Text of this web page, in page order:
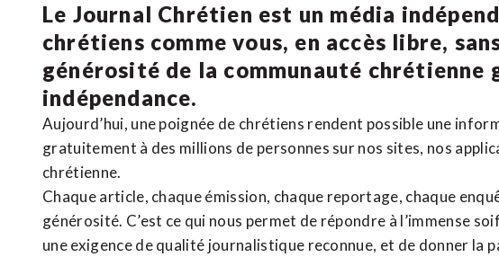
Le Journal Chrétien est un média
chrétiens comme vous, en accès libre,
générosité de la communauté chrétienne
indépendance.
Aujourd’hui, une poignée de chrétiens rendent possible une
gratuitement à des millions de personnes sur nos sites, nos
chrétienne.
Chaque article, chaque émission, chaque reportage, chaque
générosité. C’est ce qui nous permet de répondre à l’immense
une exigence de qualité journalistique reconnue, et de donner la